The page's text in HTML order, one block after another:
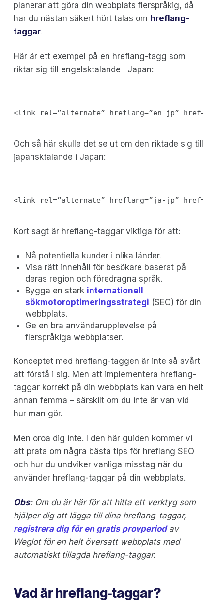
planerar att göra din webbplats flerspråkig, då
har du nästan säkert hört talas om hreflang-
taggar.
Här är ett exempel på en hreflang-tagg som
riktar sig till engelsktalande i Japan:
Och så här skulle det se ut om den riktade sig till
japansktalande i Japan:
Kort sagt är hreflang-taggar viktiga för att:
Nå potentiella kunder i olika länder.
Visa rätt innehåll för besökare baserat på
deras region och föredragna språk.
Bygga en stark internationell
sökmotoroptimeringsstrategi (SEO) för din
webbplats.
Ge en bra användarupplevelse på
flerspråkiga webbplatser.
Konceptet med hreflang-taggen är inte så svårt
att förstå i sig. Men att implementera hreflang-
taggar korrekt på din webbplats kan vara en helt
annan femma – särskilt om du inte är van vid
hur man gör.
Men oroa dig inte. I den här guiden kommer vi
att prata om några bästa tips för hreflang SEO
och hur du undviker vanliga misstag när du
använder hreflang-taggar på din webbplats.
Obs: Om du är här för att hitta ett verktyg som
hjälper dig att lägga till dina hreflang-taggar,
registrera dig för en gratis provperiodav
Weglot för en helt översatt webbplats med
automatiskt tillagda hreflang-taggar.
Vad är hreflang-taggar?